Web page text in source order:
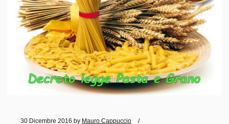
30 Dicembre 2016 by Mauro Cappuccio